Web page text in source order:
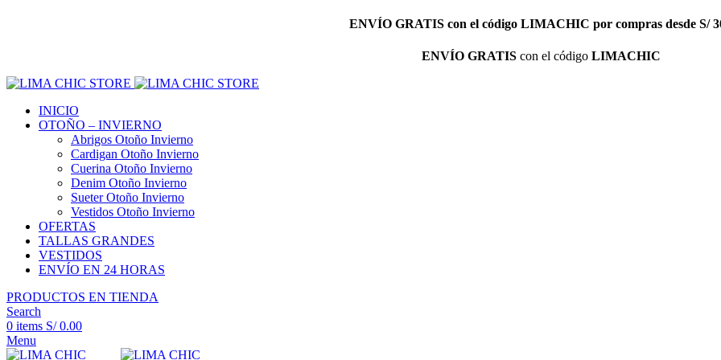
ENVÍO GRATIS con el código LIMACHIC por compras desde S/
ENVÍO GRATIScon el código LIMACHIC
INICIO
OTOÑO – INVIERNO
Abrigos Otoño Invierno
Cardigan Otoño Invierno
Cuerina Otoño Invierno
Denim Otoño Invierno
Sueter Otoño Invierno
Vestidos Otoño Invierno
OFERTAS
TALLAS GRANDES
VESTIDOS
ENVÍO EN 24 HORAS
PRODUCTOS EN TIENDA
Search
0 items S/0.00
Menu